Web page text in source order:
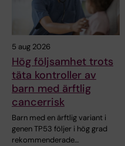
5 aug 2026
Hög följsamhet trots
täta kontroller av
barn med ärftlig
cancerrisk
Barn med en ärftlig variant i
genen TP53 följer i hög grad
rekommenderade…